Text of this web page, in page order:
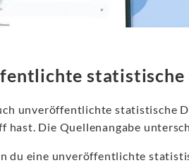
statistische
unveröffentlichte statistische
hast. Die Quellenangabe
du eine unveröffentlichte